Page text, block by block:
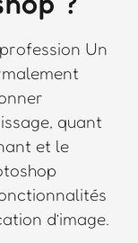
Un
quant
et le
d’image.